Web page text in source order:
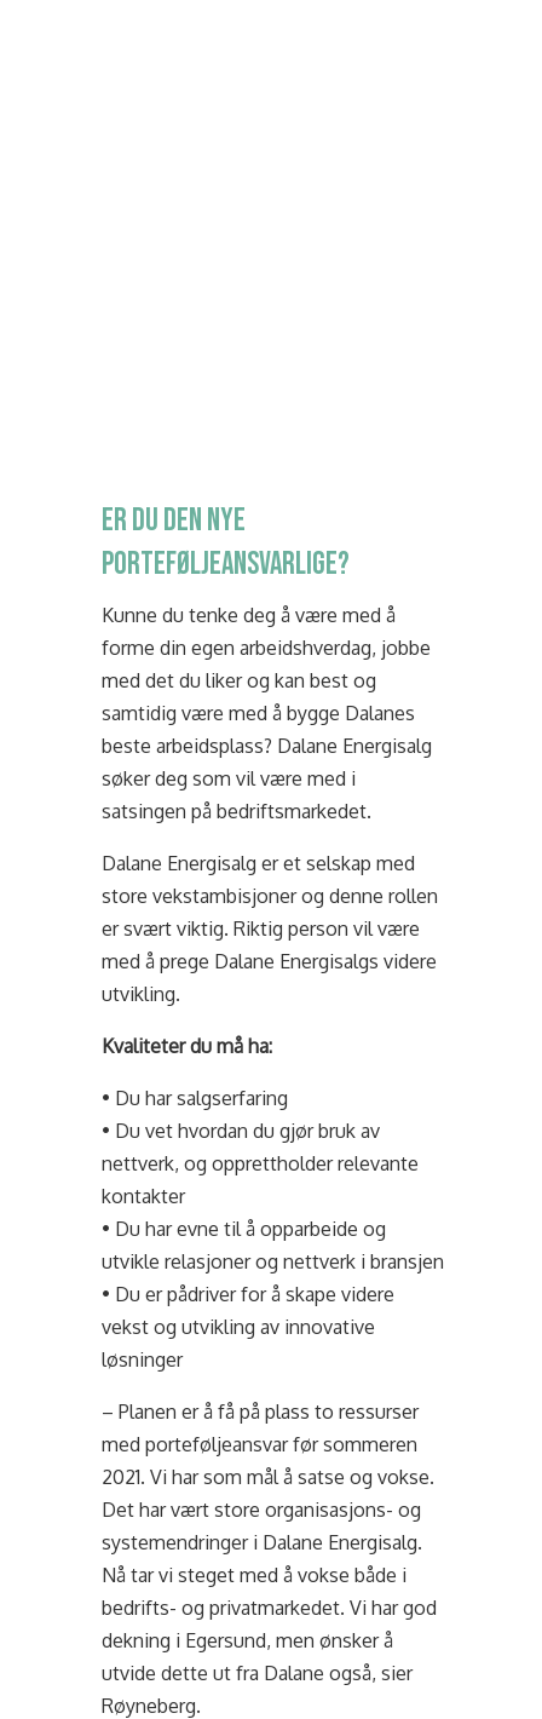
ER DU DEN NYE
PORTEFØLJEANSVARLIGE?
Kunne du tenke deg å være med å
forme din egen arbeidshverdag, jobbe
med det du liker og kan best og
samtidig være med å bygge Dalanes
beste arbeidsplass? Dalane Energisalg
søker deg som vil være med i
satsingen på bedriftsmarkedet.
Dalane Energisalg er et selskap med
store vekstambisjoner og denne rollen
er svært viktig. Riktig person vil være
med å prege Dalane Energisalgs videre
utvikling.
Kvaliteter du må ha:
• Du har salgserfaring
• Du vet hvordan du gjør bruk av
nettverk, og opprettholder relevante
kontakter
• Du har evne til å opparbeide og
utvikle relasjoner og nettverk i bransjen
• Du er pådriver for å skape videre
vekst og utvikling av innovative
løsninger
– Planen er å få på plass to ressurser
med porteføljeansvar før sommeren
2021. Vi har som mål å satse og vokse.
Det har vært store organisasjons- og
systemendringer i Dalane Energisalg.
Nå tar vi steget med å vokse både i
bedrifts- og privatmarkedet. Vi har god
dekning i Egersund, men ønsker å
utvide dette ut fra Dalane også, sier
Røyneberg.